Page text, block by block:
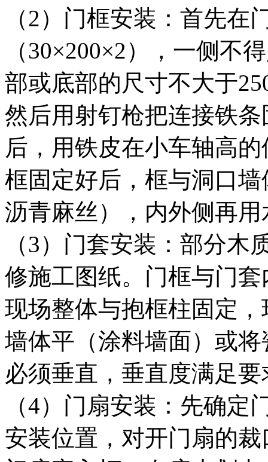
（2）门框安装：首先在
（30×200×2），一侧不
部或底部的尺寸不大于
然后用射钉枪把连接铁
后，用铁皮在小车轴高
框固定好后，框与洞口
沥青麻丝），内外侧再
（3）门套安装：部分
修施工图纸。门框与门
现场整体与抱框柱固定
墙体平（涂料墙面）或
必须垂直，垂直度满足
（4）门扇安装：先确
安装位置，对开门扇的